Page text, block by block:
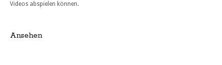
Videos abspielen können.
Ansehen